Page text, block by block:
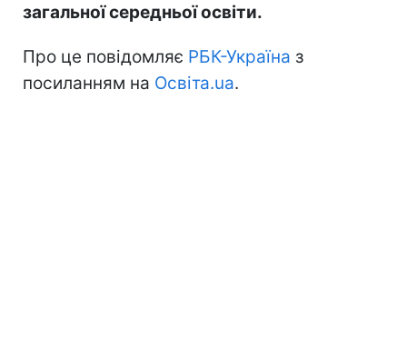
загальної середньої освіти.
Про це повідомляє РБК-Україна з
посиланням на Освіта.ua.